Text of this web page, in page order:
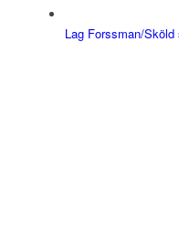
Lag Forssman/Sköld